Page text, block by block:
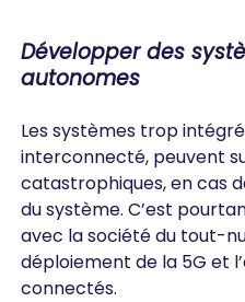
Développer des
autonomes
Les systèmes trop
interconnecté, peuvent
catastrophiques, en cas
du système. C’est
avec la société du tout-
déploiement de la 5G et
connectés.